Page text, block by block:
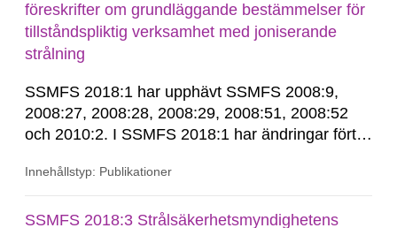
föreskrifter om grundläggande bestämmelser för
tillståndspliktig verksamhet med joniserande
strålning
SSMFS 2018:1 har upphävt SSMFS 2008:9,
2008:27, 2008:28, 2008:29, 2008:51, 2008:52
och 2010:2. I SSMFS 2018:1 har ändringar förts
SSMFS 2022:14, SSMFS 2024:2 och SSMFS
Innehållstyp: Publikationer
SSMFS 2018:3 Strålsäkerhetsmyndighetens